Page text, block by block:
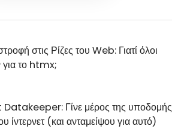
στις Ρίζες του Web: Γιατί όλοι
για το htmx;
Γίνε μέρος της υποδομής
ίντερνετ (και ανταμείψου για αυτό)